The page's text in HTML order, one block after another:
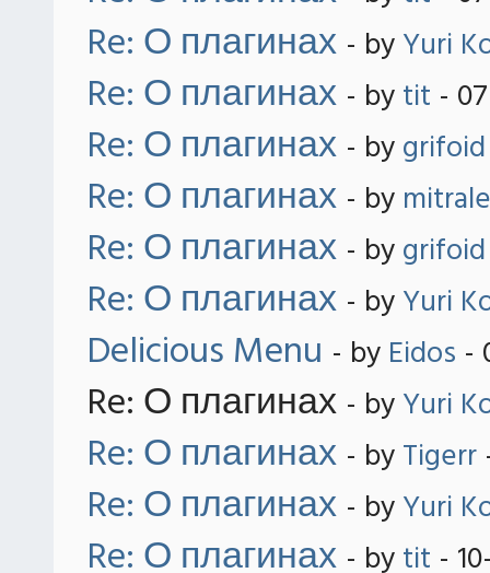
Re: О плагинах - byYuri
Re: О плагинах - bytit -
Re: О плагинах - bygrifoid
Re: О плагинах - by
Re: О плагинах - bygrifoid
Re: О плагинах - byYuri
Delicious Menu - by Eidos -
Re: О плагинах - byYuri
Re: О плагинах - byTigerr
Re: О плагинах - byYuri
Re: О плагинах - bytit -